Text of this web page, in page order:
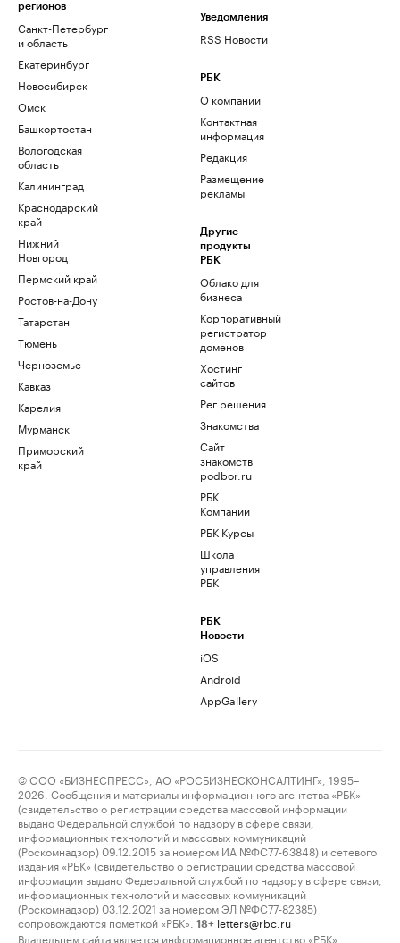
регионов
Санкт-Петербург
и область
Екатеринбург
Новосибирск
Омск
Башкортостан
Вологодская
область
Калининград
Краснодарский
край
Нижний
Новгород
Пермский край
Ростов-на-Дону
Татарстан
Тюмень
Черноземье
Кавказ
Карелия
Мурманск
Приморский
край
Уведомления
RSS Новости
РБК
О компании
Контактная
информация
Редакция
Размещение
рекламы
Другие
продукты
РБК
Облако для
бизнеса
Корпоративный
регистратор
доменов
Хостинг
сайтов
Рег.решения
Знакомства
Сайт
знакомств
podbor.ru
РБК
Компании
РБК Курсы
Школа
управления
РБК
РБК
Новости
iOS
Android
AppGallery
© ООО «БИЗНЕСПРЕСС», АО «РОСБИЗНЕСКОНСАЛТИНГ», 1995–
2026. Сообщения и материалы информационного агентства «РБК»
(свидетельство о регистрации средства массовой информации
выдано Федеральной службой по надзору в сфере связи,
информационных технологий и массовых коммуникаций
(Роскомнадзор) 09.12.2015 за номером ИА №ФС77-63848) и сетевого
издания «РБК» (свидетельство о регистрации средства массовой
информации выдано Федеральной службой по надзору в сфере связи,
информационных технологий и массовых коммуникаций
(Роскомнадзор) 03.12.2021 за номером ЭЛ №ФС77-82385)
сопровождаются пометкой «РБК».
18+ letters@rbc.ru
Владельцем сайта является информационное агентство «РБК».